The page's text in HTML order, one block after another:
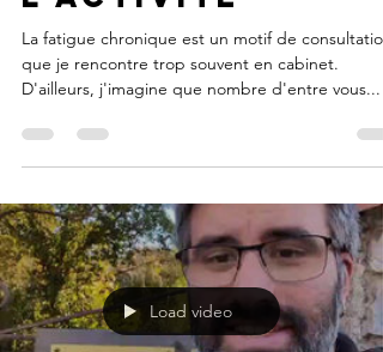
La fatigue chronique est un motif de consultation
que je rencontre trop souvent en cabinet.
D'ailleurs, j'imagine que nombre d'entre vous...
Load video